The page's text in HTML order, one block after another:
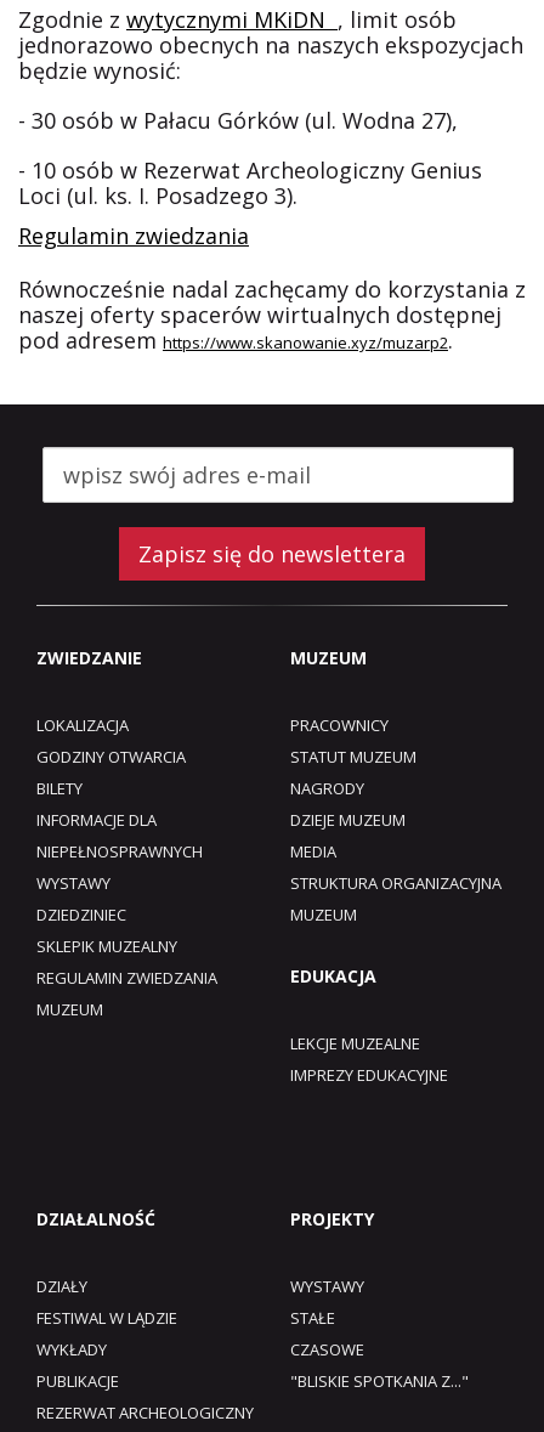
Zgodnie z wytycznymi MKiDN , limit osób
jednorazowo obecnych na naszych ekspozycjach
będzie wynosić:
- 30 osób w Pałacu Górków (ul. Wodna 27),
- 10 osób w Rezerwat Archeologiczny Genius
Loci (ul. ks. I. Posadzego 3).
Regulamin zwiedzania
Równocześnie nadal zachęcamy do korzystania z
naszej oferty spacerów wirtualnych dostępnej
pod adresem https://www.skanowanie.xyz/muzarp2.
Zapisz się do newslettera
ZWIEDZANIE
LOKALIZACJA
GODZINY OTWARCIA
BILETY
INFORMACJE DLA
NIEPEŁNOSPRAWNYCH
WYSTAWY
DZIEDZINIEC
SKLEPIK MUZEALNY
REGULAMIN ZWIEDZANIA
MUZEUM​
MUZEUM
PRACOWNICY
STATUT MUZEUM
NAGRODY
DZIEJE MUZEUM
MEDIA
STRUKTURA ORGANIZACYJNA
MUZEUM
EDUKACJA
LEKCJE MUZEALNE
IMPREZY EDUKACYJNE
DZIAŁALNOŚĆ
DZIAŁY
FESTIWAL W LĄDZIE
WYKŁADY
PUBLIKACJE
REZERWAT ARCHEOLOGICZNY
PROJEKTY
WYSTAWY
STAŁE
CZASOWE
"BLISKIE SPOTKANIA Z..."